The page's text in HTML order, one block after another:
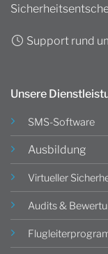
Support rund
Unsere
SMS-Software
Ausbildung
Virtueller
Audits &